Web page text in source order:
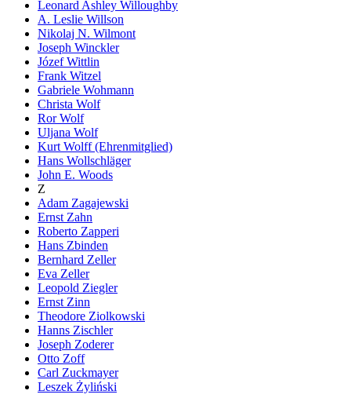
Leonard Ashley Willoughby
A. Leslie Willson
Nikolaj N. Wilmont
Joseph Winckler
Józef Wittlin
Frank Witzel
Gabriele Wohmann
Christa Wolf
Ror Wolf
Uljana Wolf
Kurt Wolff (Ehrenmitglied)
Hans Wollschläger
John E. Woods
Z
Adam Zagajewski
Ernst Zahn
Roberto Zapperi
Hans Zbinden
Bernhard Zeller
Eva Zeller
Leopold Ziegler
Ernst Zinn
Theodore Ziolkowski
Hanns Zischler
Joseph Zoderer
Otto Zoff
Carl Zuckmayer
Leszek Żyliński